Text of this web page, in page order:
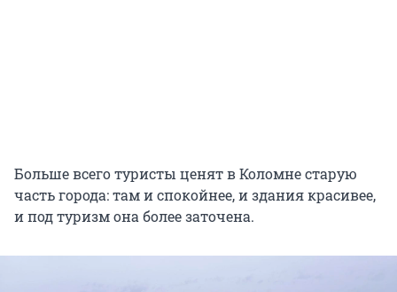
Больше всего туристы ценят в Коломне старую
часть города: там и спокойнее, и здания красивее,
и под туризм она более заточена.